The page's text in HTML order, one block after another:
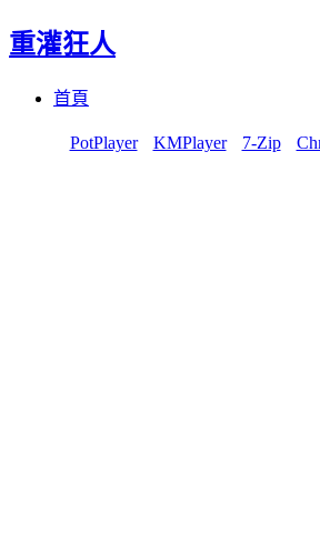
重灌狂人
首頁
PotPlayer KMPlayer 7-Zip